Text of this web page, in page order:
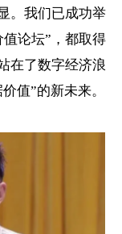
。 我们已成功举
值论坛” ， 都取得
在了数字经济浪
值”的新未来。